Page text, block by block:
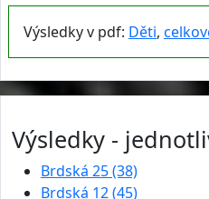
Výsledky v pdf: Děti,
Výsledky -
Brdská 25 (38)
Brdská 12 (45)